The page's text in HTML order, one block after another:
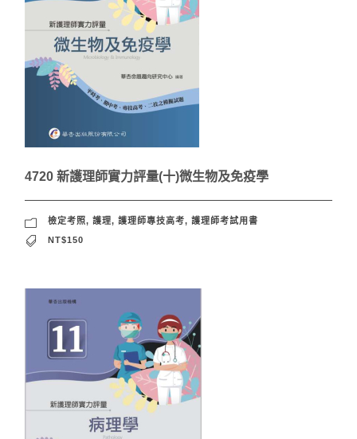
4720 新護理師實力評量(十)微生物及免疫學
檢定考照, 護理, 護理師專技高考, 護理師考試用書
NT$150